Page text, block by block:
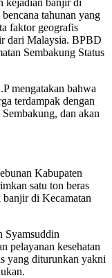
tahunan yang
faktor geografis
dari Malaysia. BPBD
Sembakung Status
mengatakan bahwa
terdampak dengan
dan akan
Kabupaten
satu ton beras
di Kecamatan
Syamsuddin
pelayanan kesehatan
yang diturunkan yakni